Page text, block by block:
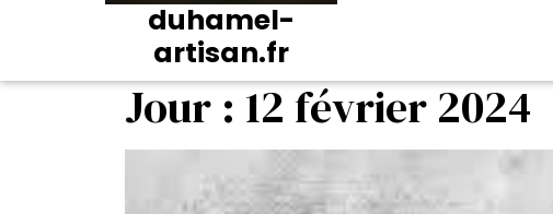
duhamel-
artisan.fr
Jour : 12 février 2024